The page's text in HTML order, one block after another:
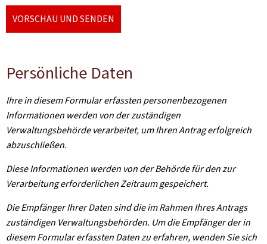
VORSCHAU UND SENDEN
Persönliche Daten
Ihre in diesem Formular erfassten personenbezogenen
Informationen werden von der zuständigen
Verwaltungsbehörde verarbeitet, um Ihren Antrag erfolgreich
abzuschließen.
Diese Informationen werden von der Behörde für den zur
Verarbeitung erforderlichen Zeitraum gespeichert.
Die Empfänger Ihrer Daten sind die im Rahmen Ihres Antrags
zuständigen Verwaltungsbehörden. Um die Empfänger der in
diesem Formular erfassten Daten zu erfahren, wenden Sie sich